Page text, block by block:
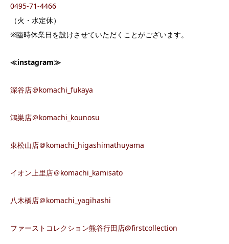
0495-71-4466
（火・水定休）
※臨時休業日を設けさせていただくことがございます。
≪instagram≫
深谷店＠komachi_fukaya
鴻巣店＠komachi_kounosu
東松山店＠komachi_higashimathuyama
イオン上里店＠komachi_kamisato
八木橋店＠komachi_yagihashi
ファーストコレクション熊谷行田店@firstcollection